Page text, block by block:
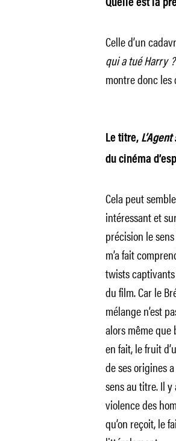
Quelle est la
Celle d’un
qui a tué Harry ?
montre donc les
Le titre,
du cinéma
Cela peut
intéressant et
précision le
m’a fait
twists captivants
du film. Car le
mélange n’est
alors même que
en fait, le fruit
de ses origines
sens au titre. Il
violence des
qu’on reçoit, le